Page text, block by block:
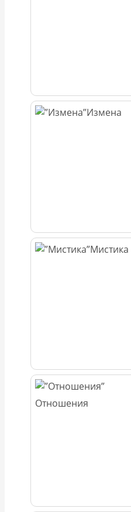
Измена
Мистика
Отношения